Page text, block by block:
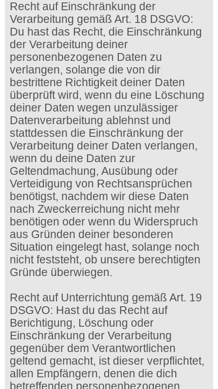
Recht auf Einschränkung der
Verarbeitung gemäß Art. 18 DSGVO:
Du hast das Recht, die Einschränkung
der Verarbeitung deiner
personenbezogenen Daten zu
verlangen, solange die von dir
bestrittene Richtigkeit deiner Daten
überprüft wird, wenn du eine Löschung
deiner Daten wegen unzulässiger
Datenverarbeitung ablehnst und
stattdessen die Einschränkung der
Verarbeitung deiner Daten verlangen,
wenn du deine Daten zur
Geltendmachung, Ausübung oder
Verteidigung von Rechtsansprüchen
benötigst, nachdem wir diese Daten
nach Zweckerreichung nicht mehr
benötigen oder wenn du Widerspruch
aus Gründen deiner besonderen
Situation eingelegt hast, solange noch
nicht feststeht, ob unsere berechtigten
Gründe überwiegen.
Recht auf Unterrichtung gemäß Art. 19
DSGVO: Hast du das Recht auf
Berichtigung, Löschung oder
Einschränkung der Verarbeitung
gegenüber dem Verantwortlichen
geltend gemacht, ist dieser verpflichtet,
allen Empfängern, denen die dich
betreffenden personenbezogenen